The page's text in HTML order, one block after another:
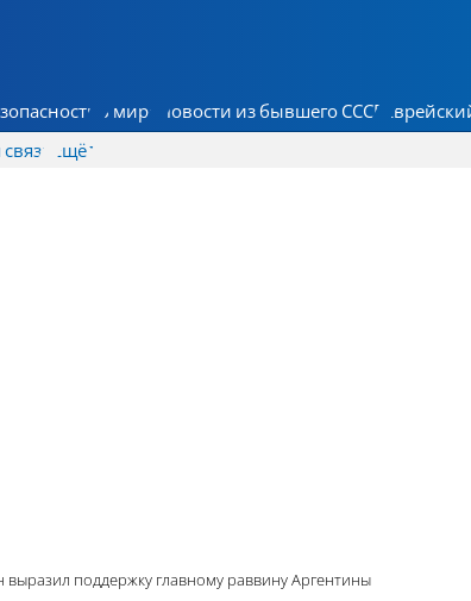
В мире Новости из бывшего СССР
Ещё
выразил поддержку главному раввину Аргентины